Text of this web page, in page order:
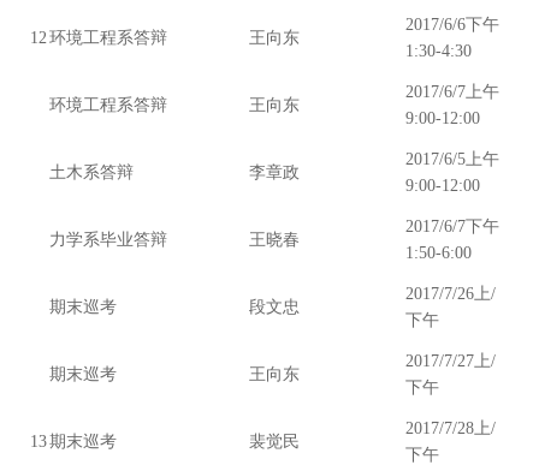
12 环境工程系答辩 王向东
2017/6/6下午
1:30-4:30
环境工程系答辩 王向东
2017/6/7上午
9:00-12:00
土木系答辩 李章政
2017/6/5上午
9:00-12:00
力学系毕业答辩 王晓春
2017/6/7下午
1:50-6:00
13
期末巡考 段文忠
2017/7/26上/
下午
期末巡考 王向东
2017/7/27上/
下午
期末巡考 裴觉民
2017/7/28上/
下午